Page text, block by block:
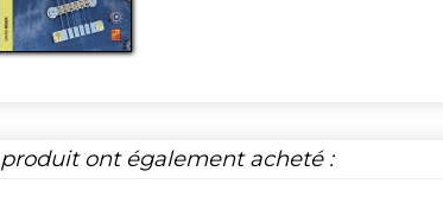
ont également acheté :